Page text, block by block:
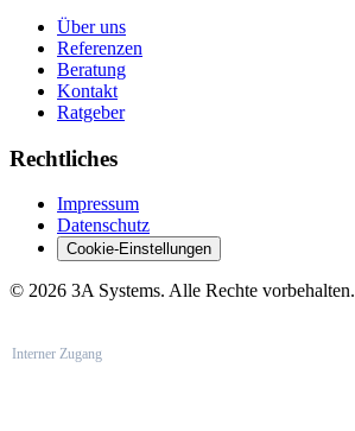
Über uns
Referenzen
Beratung
Kontakt
Ratgeber
Rechtliches
Impressum
Datenschutz
Cookie-Einstellungen
© 2026 3A Systems. Alle Rechte vorbehalten.
Interner Zugang